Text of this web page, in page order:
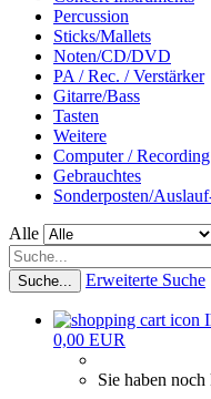
Percussion
Sticks/Mallets
Noten/CD/DVD
PA / Rec. / Verstärker
Gitarre/Bass
Tasten
Weitere
Computer / Recording
Gebrauchtes
Sonderposten/
Alle
Suche... Erweiterte Suche
0,00 EUR
Sie haben